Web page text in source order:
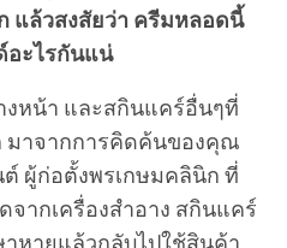
แล้วสงสัยว่า ครีมหลอดนี้
อะไรกันแน่
งหน้า และสกินแคร์อื่นๆที่
มาจากการคิดค้นของคุณ
ผู้ก่อตั้งพรเกษมคลินิก ที่
จากเครื่องสำอาง สกินแคร์
หายแล้วกลับไปใช้สินค้า